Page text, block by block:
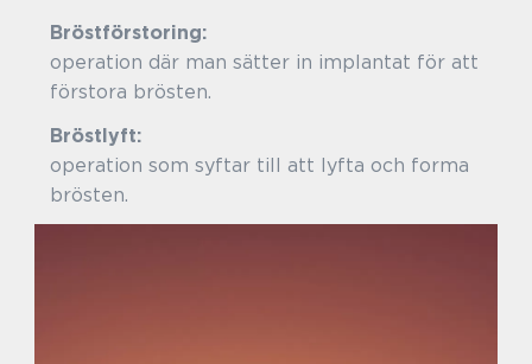
Bröstförstoring:
operation där man sätter in implantat för att
förstora brösten.
Bröstlyft:
operation som syftar till att lyfta och forma
brösten.